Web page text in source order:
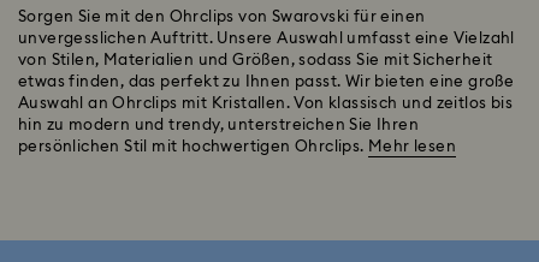
Sorgen Sie mit den Ohrclips von Swarovski für einen
unvergesslichen Auftritt. Unsere Auswahl umfasst eine Vielzahl
von Stilen, Materialien und Größen, sodass Sie mit Sicherheit
etwas finden, das perfekt zu Ihnen passt. Wir bieten eine große
Auswahl an Ohrclips mit Kristallen. Von klassisch und zeitlos bis
hin zu modern und trendy, unterstreichen Sie Ihren
persönlichen Stil mit hochwertigen Ohrclips. Mehr lesen